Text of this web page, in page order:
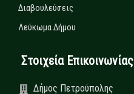
Διαβουλεύσεις
Λεύκωμα Δήμου
Στοιχεία Επικοινωνίας
Δήμος Πετρούπολης